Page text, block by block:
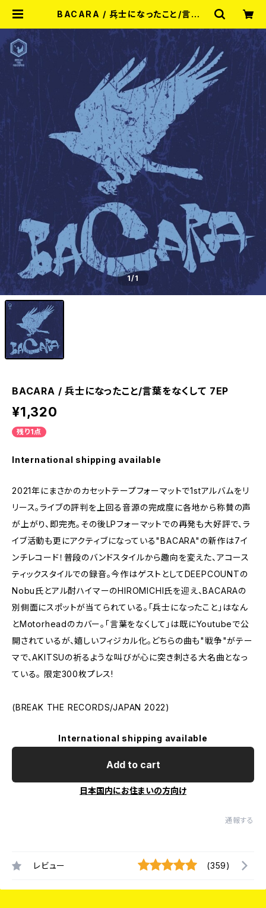
BACARA / 兵士になったこと/言葉を
SERY
1/1
BACARA / 兵士になったこと/言葉をなくして 7EP
¥1,320
残り1点
International shipping available
2021年にまさかのカセットテープフォーマットで1stアルバムをリ
リース。ライブの評判を上回る音源の完成度に各地から称賛の声
が上がり、即完売。その後LPフォーマットでの再発も大好評で、ラ
イブ活動も更にアクティブになっている"BACARA"の新作は7イ
ンチレコード！普段のバンドスタイルから趣向を変えた、アコース
ティックスタイルでの録音。今作はゲストとしてDEEPCOUNTの
Nobu氏とアル酎ハイマーのHIROMICHI氏を迎え、BACARAの
別側面にスポットが当てられている。「兵士になったこと」はなん
とMotorheadのカバー。「言葉をなくして」は既にYoutubeで公
開されているが、嬉しいフィジカル化。どちらの曲も"戦争"がテー
マで、AKITSUの祈るような叫びが心に突き刺さる大名曲となっ
ている。 限定300枚プレス!
(BREAK THE RECORDS/JAPAN 2022)
International shipping available
Add to cart
日本国内にお住まいの方向け
通報する
レビュー (359)